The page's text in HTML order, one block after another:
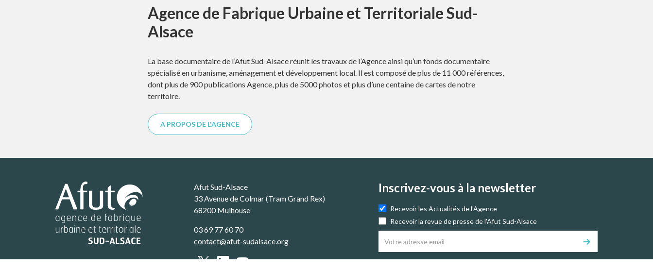
Agence de Fabrique Urbaine et Territoriale Sud-
Alsace
La base documentaire de l’Afut Sud-Alsace réunit les travaux de l’Agence ainsi qu’un fonds documentaire
spécialisé en urbanisme, aménagement et développement local. Il est composé de plus de 11 000 références,
dont plus de 900 publications Agence, plus de 5000 photos et plus d’une centaine de cartes de notre
territoire.
A PROPOS DE L'AGENCE
Afut Sud-Alsace
33 Avenue de Colmar (Tram Grand Rex)
68200 Mulhouse
03 69 77 60 70
contact@afut-sudalsace.org
Inscrivez-vous à la newsletter
Recevoir les Actualités de l'Agence
Recevoir la revue de presse de l'Afut Sud-Alsace